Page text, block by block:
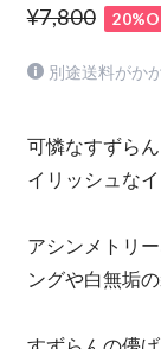
¥7,800
別途送料がか
可憐なすずら
イリッシュな
アシンメトリ
ングや白無垢
すずらんの儚